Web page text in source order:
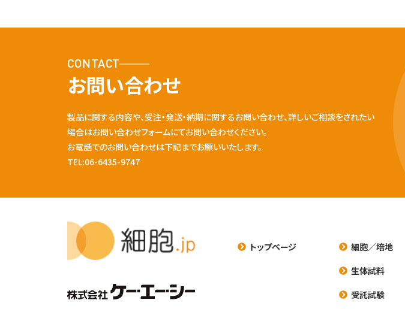
CONTACT
お問い合わせ
製品に関する内容や、受注・発送・納期に関するお問い合わせ、詳しいご相談をされたい
場合はお問い合わせフォームにてお問い合わせください。
お電話でのお問い合わせは下記までお願いいたします。
TEL:06-6435-9747
トップページ
細胞／培地
生体試料
受託試験